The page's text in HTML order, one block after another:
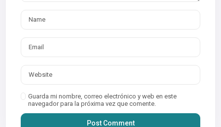
Guarda mi nombre, correo electrónico y web en este
navegador para la próxima vez que comente.